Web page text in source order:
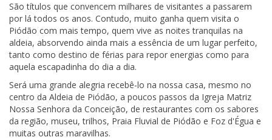
São títulos que convencem milhares de visitantes a passarem
por lá todos os anos. Contudo, muito ganha quem visita o
Piódão com mais tempo, quem vive as noites tranquilas na
aldeia, absorvendo ainda mais a essência de um lugar perfeito,
tanto como destino de férias para repor energias como para
aquela escapadinha do dia a dia.
Será uma grande alegria recebê-lo na nossa casa, mesmo no
centro da Aldeia de Piódão, a poucos passos da Igreja Matriz
Nossa Senhora da Conceição, de restaurantes com os sabores
da região, museu, trilhos, Praia Fluvial de Piódão e Foz d'Égua e
muitas outras maravilhas.